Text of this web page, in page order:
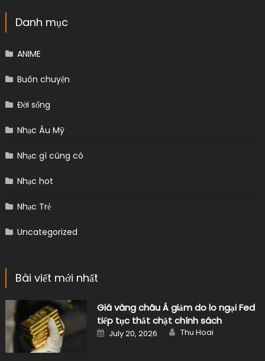
Danh mục
ANIME
Buôn chuyện
Đời sống
Nhạc Âu Mỹ
Nhạc gì cũng có
Nhạc hot
Nhạc Trẻ
Uncategorized
Bài viết mới nhất
Giá vàng châu Á giảm do lo ngại Fed
tiếp tục thắt chặt chính sách
Posted
on
July 20, 2026 Author
Thu Hoai